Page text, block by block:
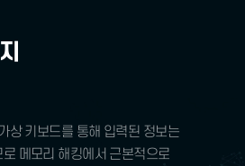
상 키보드를 통해 입력된 정보는
메모리 해킹에서 근본적으로